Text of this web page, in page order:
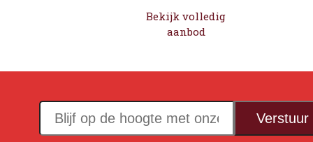
Bekijk volledig
aanbod
Blijf
op
Verstuur